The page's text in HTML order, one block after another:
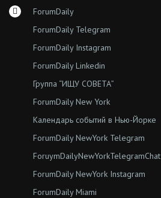
ForumDaily
ForumDaily Telegram
ForumDaily Instagram
ForumDaily Linkedin
Группа “ИЩУ СОВЕТА”
ForumDaily New York
Календарь событий в Нью-Йорке
ForumDaily NewYork Telegram
ForuymDailyNewYorkTelegramChat
ForumDaily NewYork Instagram
ForumDaily Miami